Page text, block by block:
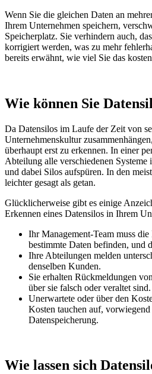
Wenn Sie die gleichen Daten an
Ihrem Unternehmen speichern,
Speicherplatz. Sie verhindern auch,
korrigiert werden, was zu mehr
bereits erwähnt, wie viel Sie das
Wie können Sie
Da Datensilos im Laufe der Zeit von
Unternehmenskultur
überhaupt erst zu erkennen. In einer
Abteilung alle verschiedenen Systeme
und dabei Silos aufspüren. In den
leichter gesagt als getan.
Glücklicherweise gibt es einige
Erkennen eines Datensilos in Ihrem
Ihr Management-Team muss
bestimmte Daten befinden, und
Ihre Abteilungen melden
denselben Kunden.
Sie erhalten Rückmeldungen
über sie falsch oder veraltet sind.
Unerwartete oder über den
Kosten tauchen auf,
Datenspeicherung.
Wie lassen sich